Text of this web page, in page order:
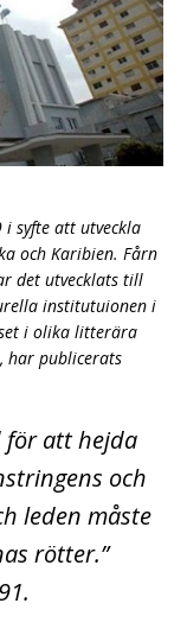
i syfte att utveckla
och Karibien. Fårn
det utvecklats till
institutuionen i
i olika litterära
har publicerats
för att hejda
och
leden måste
rötter.”